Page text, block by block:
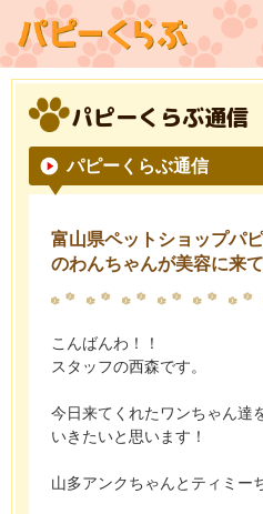
パピーくらぶ通信
パピーくらぶ通信
富山県ペットショップパ
のわんちゃんが美容に来
こんばんわ！！
スタッフの西森です。
今日来てくれたワンちゃん達
いきたいと思います！
山多アンクちゃんとティミー